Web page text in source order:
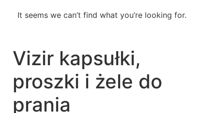
It seems we can’t find what you’re looking for.
Vizir kapsułki,
proszki i żele do
prania